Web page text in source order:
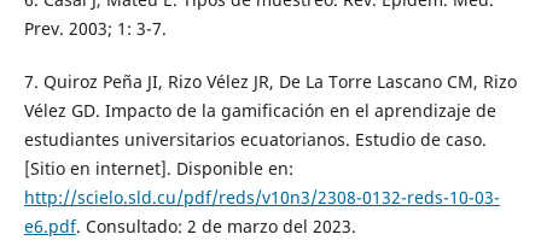
Prev. 2003; 1: 3-7.
7. Quiroz Peña JI, Rizo Vélez JR, De La Torre Lascano CM, Rizo
Vélez GD. Impacto de la gamificación en el aprendizaje de
estudiantes universitarios ecuatorianos. Estudio de caso.
[Sitio en internet]. Disponible en:
http://scielo.sld.cu/pdf/reds/v10n3/2308-0132-reds-10-03-
e6.pdf. Consultado: 2 de marzo del 2023.